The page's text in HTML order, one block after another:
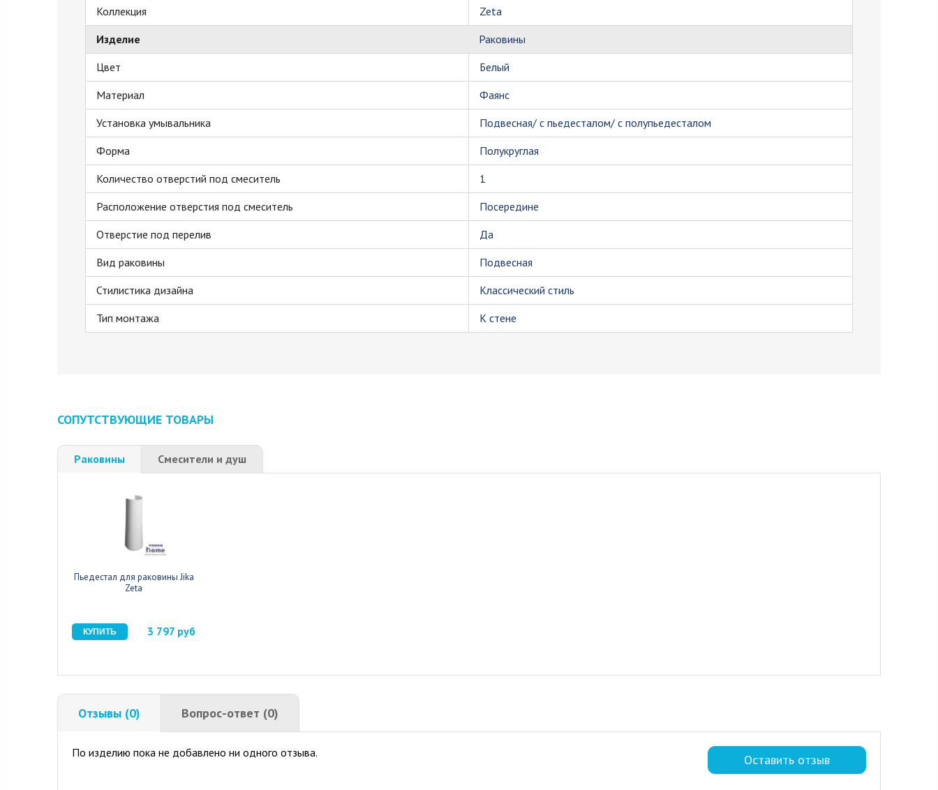
Коллекция
Zeta
Изделие
Раковины
Цвет
Белый
Материал
Фаянс
Установка умывальника
Подвесная/ с пьедесталом/ с полупьедесталом
Форма
Полукруглая
Количество отверстий под смеситель
1
Расположение отверстия под смеситель
Посередине
Отверстие под перелив
Да
Вид раковины
Подвесная
Стилистика дизайна
Классический стиль
Тип монтажа
К стене
СОПУТСТВУЮЩИЕ ТОВАРЫ
Раковины Смесители и душ
Пьедестал для раковины Jika
Zeta
3 797 руб
Отзывы (0) Вопрос-ответ (0)
По изделию пока не добавлено ни одного отзыва. Оставить отзыв